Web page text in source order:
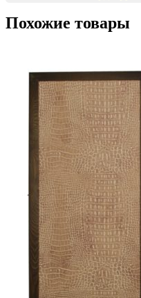
Похожие товары